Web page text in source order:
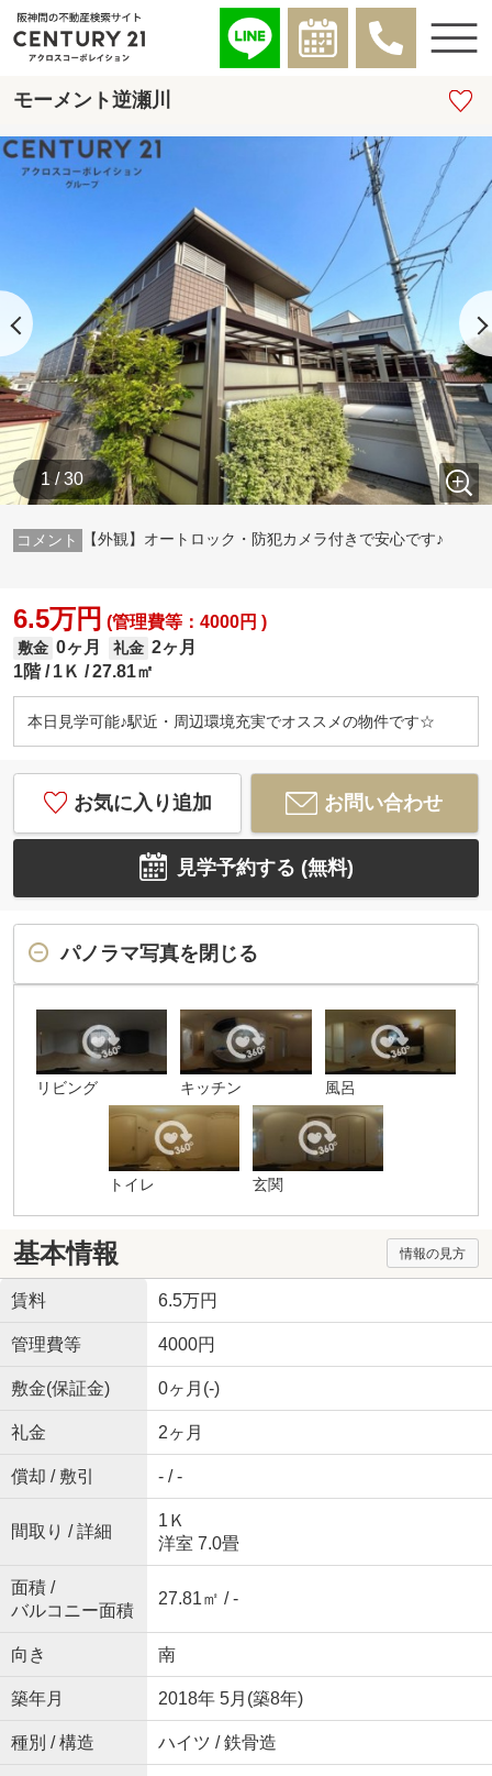
モーメント逆瀬川
【外観】オートロック・防犯カメラ付きで安心です♪
1 / 30
6.5万円 (管理費等：4000円 )
敷金 0ヶ月 礼金 2ヶ月
1階
1Ｋ 27.81㎡
本日見学可能♪駅近・周辺環境充実でオススメの物件です☆
お気に入り追加 お問い合わせ
見学予約する (無料)
パノラマ写真を閉じる
リビング キッチン 風呂
トイレ 玄関
基本情報 情報の見方
賃料 6.5万円
管理費等 4000円
敷金(保証金) 0ヶ月(-)
礼金 2ヶ月
償却 / 敷引 - / -
間取り / 詳細
1Ｋ
洋室 7.0畳
面積 /
バルコニー面積
27.81㎡ / -
向き 南
築年月 2018年 5月(築8年)
種別 / 構造 ハイツ / 鉄骨造